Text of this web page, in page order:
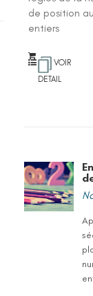
de position
entiers
VOIR
DETAIL